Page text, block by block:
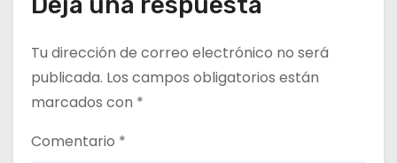
r
a
d
Tu dirección de correo electrónico no será
publicada. Los campos obligatorios están
marcados con *
Comentario *